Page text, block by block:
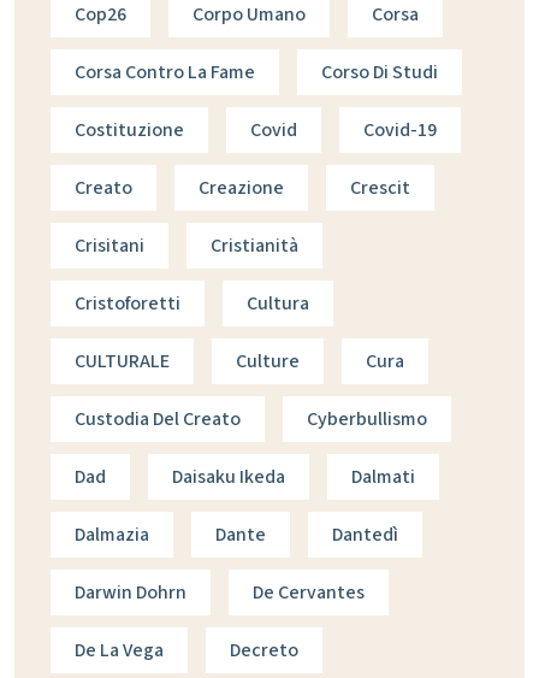
Cop26 Corpo Umano Corsa
Corsa Contro La Fame Corso Di Studi
Costituzione Covid Covid-19
Creato Creazione Crescit
Crisitani Cristianità
Cristoforetti Cultura
CULTURALE Culture Cura
Custodia Del Creato Cyberbullismo
Dad Daisaku Ikeda Dalmati
Dalmazia Dante Dantedì
Darwin Dohrn De Cervantes
De La Vega Decreto